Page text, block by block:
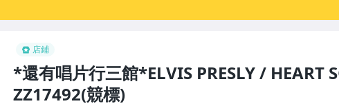
店鋪
*還有唱片行三館*ELVIS PRESLY / HEART
ZZ17492(競標)